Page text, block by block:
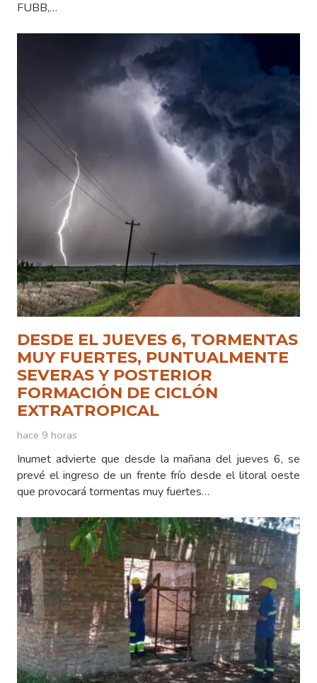
FUBB,…
DESDE EL JUEVES 6, TORMENTAS
MUY FUERTES, PUNTUALMENTE
SEVERAS Y POSTERIOR
FORMACIÓN DE CICLÓN
EXTRATROPICAL
hace 9 horas
Inumet advierte que desde la mañana del jueves 6, se
prevé el ingreso de un frente frío desde el litoral oeste
que provocará tormentas muy fuertes…